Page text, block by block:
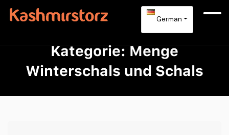
German
Kategorie: Menge
Winterschals und Schals